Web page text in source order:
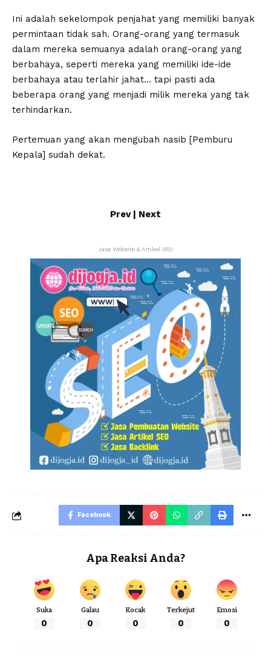
Ini adalah sekelompok penjahat yang memiliki banyak
permintaan tidak sah. Orang-orang yang termasuk
dalam mereka semuanya adalah orang-orang yang
berbahaya, seperti mereka yang memiliki ide-ide
berbahaya atau terlahir jahat… tapi pasti ada
beberapa orang yang menjadi milik mereka yang tak
terhindarkan.
Pertemuan yang akan mengubah nasib [Pemburu
Kepala] sudah dekat.
Prev| Next
Jasa Website & Artikel SEO
Facebook
Apa Reaksi Anda?
Suka
0
Galau
0
Kocak
0
Terkejut
0
Emosi
0